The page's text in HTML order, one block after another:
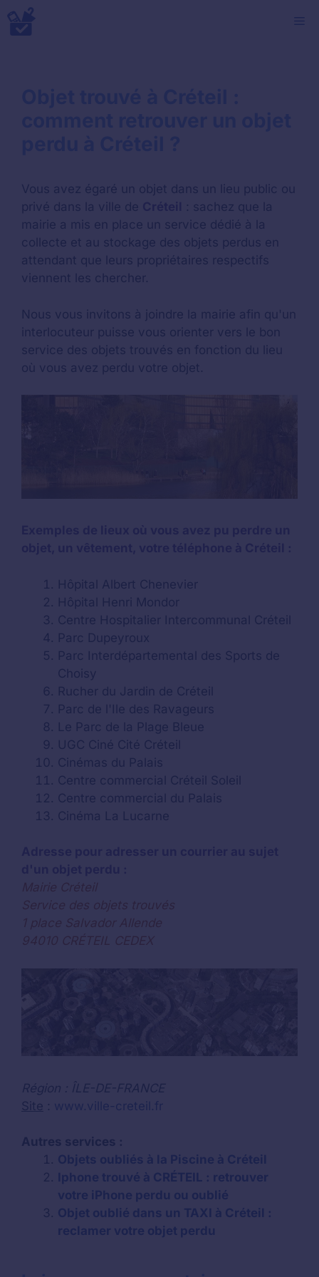
Aller
au
Vous avez égaré un objet dans un lieu public ou
privé dans la ville de
: sachez que la
mairie a mis en place un service dédié à la
collecte et au stockage des objets perdus en
attendant que leurs propriétaires respectifs
viennent les chercher.
Nous vous invitons à joindre la mairie afin qu'un
interlocuteur puisse vous orienter vers le bon
service des objets trouvés en fonction du lieu
où vous avez perdu votre objet.
Hôpital Albert Chenevier
Hôpital Henri Mondor
Centre Hospitalier Intercommunal Créteil
Parc Dupeyroux
Parc Interdépartemental des Sports de
Choisy
Rucher du Jardin de Créteil
Parc de l'Ile des Ravageurs
Le Parc de la Plage Bleue
UGC Ciné Cité Créteil
Cinémas du Palais
Centre commercial Créteil Soleil
Centre commercial du Palais
Cinéma La Lucarne
Mairie Créteil
Service des objets trouvés
1 place Salvador Allende
94010 CRÉTEIL CEDEX
Région : ÎLE-DE-FRANCE
Site : www.ville-creteil.fr
Autres services :
Objets oubliés à la Piscine à Créteil
Iphone trouvé à CRÉTEIL : retrouver
votre iPhone perdu ou oublié
Objet oublié dans un TAXI à Créteil :
reclamer votre objet perdu